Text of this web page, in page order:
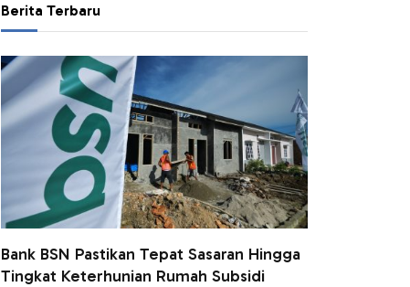
Berita Terbaru
Bank BSN Pastikan Tepat Sasaran Hingga
Tingkat Keterhunian Rumah Subsidi